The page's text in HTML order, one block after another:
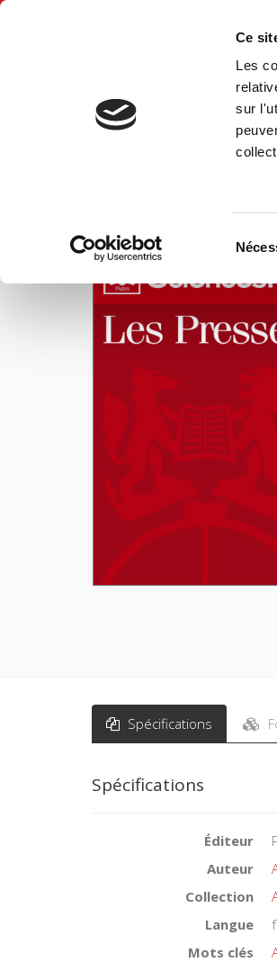
Ce
Les
sur
Accueil Atlas de l'élection présidentielle de décembre 1965
Spécifications
Spécifications
Éditeur
Auteur
Collection
Langue
Mots clés